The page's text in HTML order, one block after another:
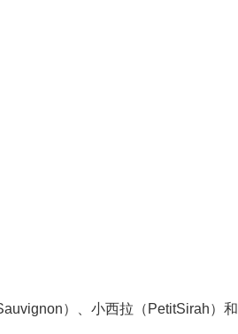
）、小西拉（PetitSirah）和